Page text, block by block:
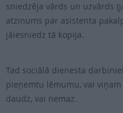
sniedzēja vārds un uzvārds
atzinums par asistenta
jāiesniedz tā kopija.
Tad sociālā dienesta
pieņemtu lēmumu, vai
daudz, vai nemaz.